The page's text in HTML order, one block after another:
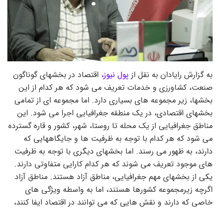
به گزارش رایادان به نقل از پول نیوز، اقتصاد در بخشهای گوناگون
صنعت، کشاورزی و خدمات تعریف می شود که هر کدام از این
بخشها، زیر مجموعه های بسیاری دارد. اما مجموعه ای از تمامی
بخشهای اقتصادی، در یک منطقه جغرافیایی اجرا می شود. این
مناطق جغرافیایی از یک محله تا روستا، شهر، کشور و قاره گسترده
می شود که هر کدام با توجه به ظرفیت ها و جایگاههایی که
دارند، به ظهور می رسند. اما بخشهای دیگری با توجه به ظرفیت
های موجود تعریف می شوند که هر کدام کارایی متفاوتی دارند.
یکی از بخشهای مهم جغرافیایی، مناطق آزاد هستند. مناطق آزاد
اگرچه زیرمجموعه کشورها هستند، اما به واسطه ویژگی های
خاصی که دارند و نقش هایی که می توانند در اقتصاد ایفا کنند،